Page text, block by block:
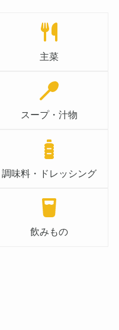
主菜
スープ・汁物
調味料・ドレッシング
飲みもの